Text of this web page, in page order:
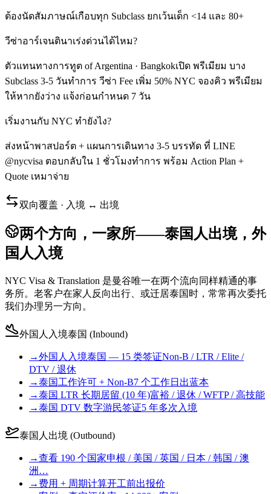
ต้องนัดสัมภาษณ์เกือบทุก Subclass ยกเว้นเด็ก <14 และ 80+
วีซ่าอาร์เจนตินาเร่งด่วนได้ไหม?
ตัวแทนทางการทูต of Argentina · Bangkokเปิด พรีเมียม บาง
Subclass 3-5 วันทำการ วีซ่า Fee เพิ่ม 50% NYC จองคิว พรีเมียม
ให้หากยังว่าง แจ้งก่อนกำหนด 7 วัน
เริ่มงานกับ NYC ทำยังไง?
ส่งหน้าพาสปอร์ต + แผนการเดินทาง 3-5 บรรทัด ที่ LINE
@nycvisa ตอบกลับใน 1 ชั่วโมงทำการ พร้อม Action Plan +
Quote เหมาจ่าย
双向覆盖 · 入境 ↔ 出境
两个方向，一家所——泰国人出境，外
国人入境
NYC Visa & Translation 是曼谷唯一在两个流向同样精通的事
务所。老客户在家人反向出行、或迁居泰国时，常常再次委托
我们办理另一方向。
外国人入境泰国 (Inbound)
→外国人入境泰国 — 15 类签证Non-B / LTR / Elite /
DTV / 退休
→泰国工作许可 + Non-B7 个工作日出蓝本
→泰国 LTR 长期居留 (10 年)富裕 / 退休 / WFTP / 高技能
→泰国 DTV 数字游民签证5 年多次入境
泰国人出境 (Outbound)
→查看 190 个国家申根 / 美国 / 英国 / 日本 / 韩国 / 澳
洲…
→ 费用 + 周期计算开工前出报价